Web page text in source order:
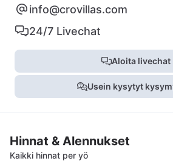
info@crovillas.com
24/7 Livechat
Aloita livechat
Usein kysytyt
Hinnat & Alennukset
Kaikki hinnat per yö